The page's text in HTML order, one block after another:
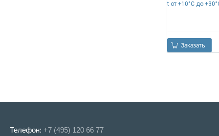
t от +10°C до
Заказать
Телефон: +7 (495) 120 66 77